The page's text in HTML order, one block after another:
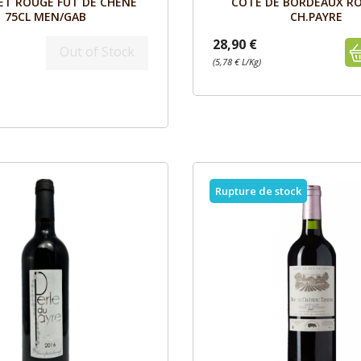
75CL MEN/GAB
Out of Stock
CH.PAYRE
28,90 €
(5,78 € L/Kg)
Rupture de stock